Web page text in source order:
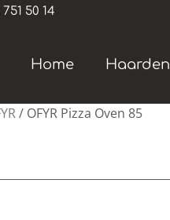
50 14
Home Haarden
/ OFYR Pizza Oven 85